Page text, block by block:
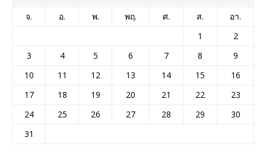
จ. อ. พ. พฤ. ศ. ส.
อา.
1
2
3
4 5 6 7 8
9
10
11 12 13 14 15
16
17
18 19 20 21 22
23
24
25 26 27 28 29
30
31